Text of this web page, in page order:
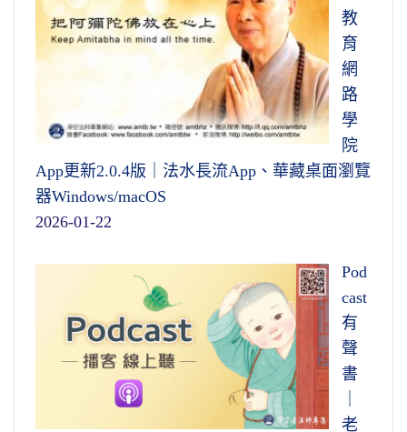
教
育
網
路
學
院
App更新2.0.4版｜法水長流App、華藏桌面瀏覽
器Windows/macOS
2026-01-22
Pod
cast
有
聲
書
老